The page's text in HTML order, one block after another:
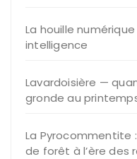
La houille
intelligence
Lavardoisière —
gronde au
La Pyrocommentite
de forêt à l’ère des